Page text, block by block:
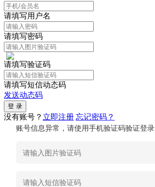
请填写用户名
请填写密码
请填写验证码
请填写短信动态码
发送动态码
没有账号？ 立即注册 忘记密码？
账号信息异常，请使用手机验证码验证登录